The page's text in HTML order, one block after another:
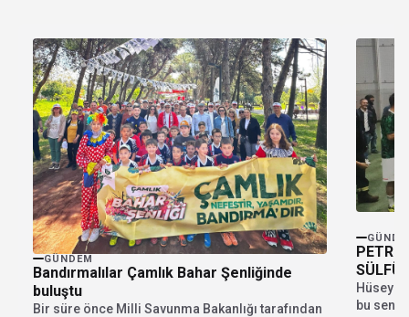
GÜNDEM
Bandırmalılar Çamlık Bahar Şenliğinde
buluştu
Bir süre önce Milli Savunma Bakanlığı tarafından
Hüseyin
bu sene